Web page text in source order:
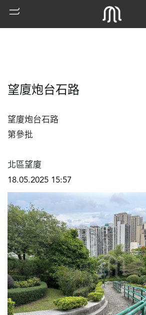
門
索
古
地
圖
媽
閣
寺
廟
望廈炮台石路
望廈炮台石路
第參批
北區望廈
18.05.2025 15:57